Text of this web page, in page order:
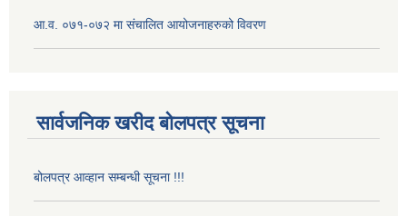
आ.व. ०७१-०७२ मा संचालित आयोजनाहरुको विवरण
सार्वजनिक खरीद बोलपत्र सूचना
बोलपत्र आव्हान सम्बन्धी सूचना !!!